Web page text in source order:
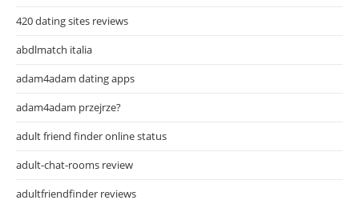
420 dating sites reviews
abdlmatch italia
adam4adam dating apps
adam4adam przejrze?
adult friend finder online status
adult-chat-rooms review
adultfriendfinder reviews